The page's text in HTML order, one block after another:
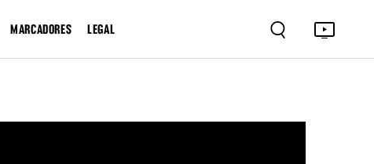
MARCADORES LEGAL